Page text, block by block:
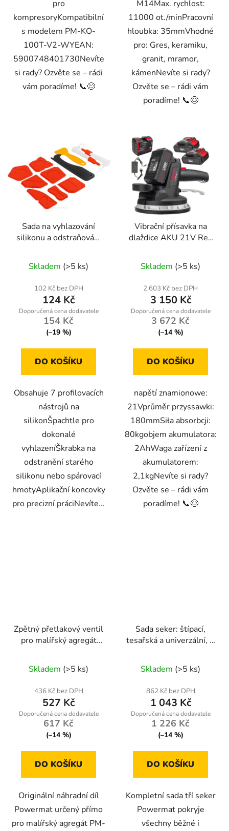
pro
kompresoryKompatibilní
s modelem PM-KO-
100T-V2-WYEAN:
5900748401730Nevíte
si rady? Ozvěte se – rádi
vám poradíme! 📞😊
M14Max. rychlost:
11000 ot./minPracovní
hloubka: 35mmVhodné
pro: Gres, keramiku,
granit, mramor,
kámenNevíte si rady?
Ozvěte se – rádi vám
poradíme! 📞😊
Sada na vyhlazování
silikonu a odstraňování
Skladem (>5 ks)
102 Kč bez DPH
124 Kč
154 Kč
(–19 %)
DO KOŠÍKU
Obsahuje 7 profilovacích
nástrojů na
silikonŠpachtle pro
dokonalé
vyhlazeníŠkrabka na
odstranění starého
silikonu nebo spárovací
hmotyAplikační koncovky
pro precizní práciNevíte...
Vibrační přísavka na
dlaždice AKU 21V Red
Skladem (>5 ks)
2 603 Kč bez DPH
3 150 Kč
3 672 Kč
(–14 %)
DO KOŠÍKU
napětí znamionowe:
21Vprůměr przyssawki:
180mmSiła absorbcji:
80kgobjem akumulatora:
2AhWaga zařízení z
akumulatorem:
2,1kgNevíte si rady?
Ozvěte se – rádi vám
poradíme! 📞😊
Zpětný přetlakový ventil
pro malířský agregát
1500M-ZZ
Skladem (>5 ks)
436 Kč bez DPH
527 Kč
617 Kč
(–14 %)
DO KOŠÍKU
Originální náhradní díl
Powermat určený přímo
pro malířský agregát PM-
Sada seker: štípací,
tesařská a univerzální, 3
RTZS0054
Skladem (>5 ks)
862 Kč bez DPH
1 043 Kč
1 226 Kč
(–14 %)
DO KOŠÍKU
Kompletní sada tří seker
Powermat pokryje
všechny běžné i